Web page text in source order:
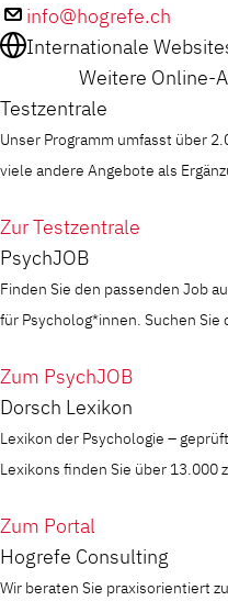
info@hogrefe.ch
Internationale
Weitere Online-
Testzentrale
Unser Programm umfasst über
viele andere Angebote als
Zur Testzentrale
PsychJOB
Finden Sie den passenden Job
für Psycholog*innen. Suchen
Zum PsychJOB
Dorsch Lexikon
Lexikon der Psychologie –
Lexikons finden Sie über 13.000
Zum Portal
Hogrefe Consulting
Wir beraten Sie praxisorientiert